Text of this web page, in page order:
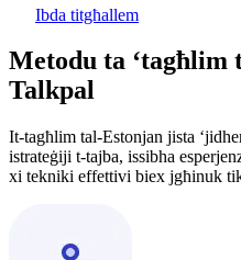
Ibda titgħallem
Metodu ta ‘tagħlim
Talkpal
It-tagħlim tal-Estonjan jista
istrateġiji t-tajba, issibha
xi tekniki effettivi biex jgħinuk